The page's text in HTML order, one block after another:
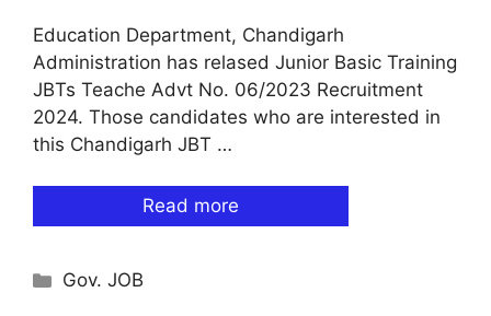
Education Department, Chandigarh
Administration has relased Junior Basic Training
JBTs Teache Advt No. 06/2023 Recruitment
2024. Those candidates who are interested in
this Chandigarh JBT …
Read more
Categories
Gov. JOB